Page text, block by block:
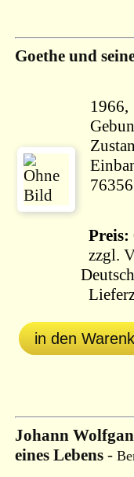
Goethe und
76356
Preis:
zzgl.
in den
Johann
eines Lebens -